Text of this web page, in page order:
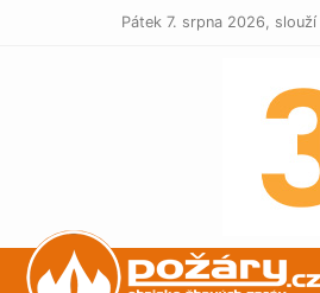
Pátek 7. srpna 2026, slouží
POŽÁRY.cz